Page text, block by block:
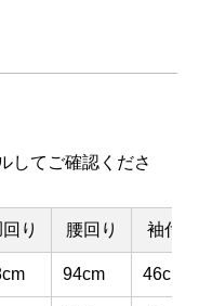
してご確認くださ
り 腰回り 袖付
94cm 46cm